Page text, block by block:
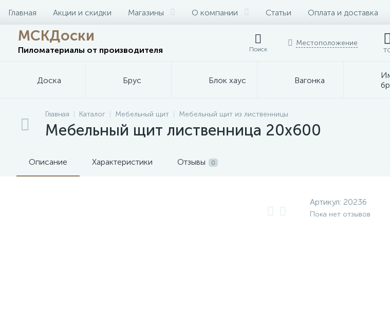
Главная Акции и скидки Магазины О компании Статьи Оплата и доставка
МСКДоски
Пиломатериалы от производителя Поиск
Местоположение
Доска Брус Блок хаус Вагонка
Главная Каталог Мебельный щит Мебельный щит из лиственницы
Мебельный щит лиственница 20х600
Описание Характеристики Отзывы 0
Артикул: 20236
Пока нет отзывов